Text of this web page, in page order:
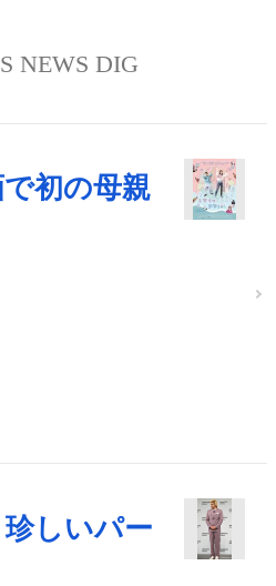
NEWS DIG
初の母親
しいパー